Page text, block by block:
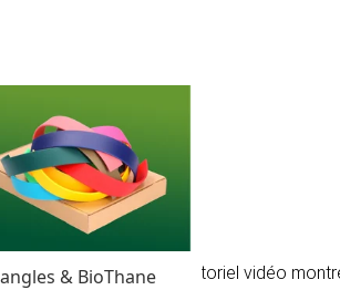
& BioThane
projet de corde. Ce tutoriel vidéo